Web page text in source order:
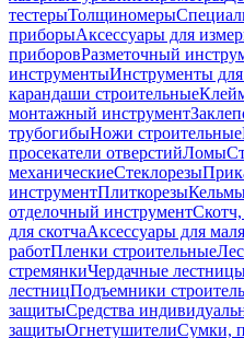
тестерыТолщиномеры
приборыАксессуары для
приборовРазметочный
инструментыИнструменты для
карандаши строительные
монтажный инструмент
трубогибыНожи строительные
просекатели отверстийЛомы
механическиеСтеклорезы
инструментПлиткорезы
отделочный инструмент
для скотчаАксессуары для
работПленки строительные
стремянкиЧердачные
лестницПодъемники
защитыСредства
защитыОгнетушителиСумки,